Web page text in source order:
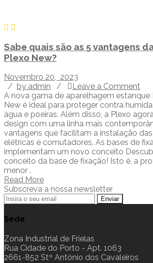
Sabe quais são as 5 vantagens
Plexo New?
Novembro 20, 2023
/ by admin /
Leave a Comment
A nova gama de aparelhagem estanque
New é ideal para proteger contra
água e poeiras. Além disso, a Plexo
design com uma linha mais
vantagens que facilitam a instalação
elétricas e comutadores. As bases de
implementam um novo conceito
conceito da base de fixação! Isto é, a
menor .
Read More
Subscreva a nossa newsletter
Sede
Zona Industrial de Frielas
Rua Cidade do Porto - Apt. 1063
2661-852 Stº António dos Cavaleiros